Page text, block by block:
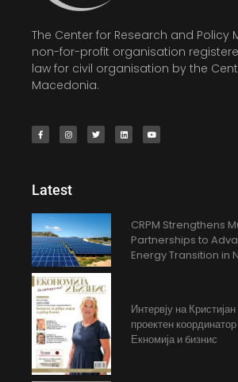
The Center for Research and Policy
non-for-profit organisation
law for civil organisation by the
Macedonia.
Latest
CRPM Strengthens
Partnerships to
Energy Transition in
Интервју на Кристијан
проектен
Екномија и бизнис